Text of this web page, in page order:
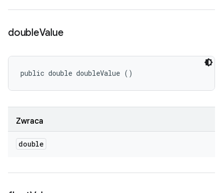
doubleValue
public double doubleValue ()
Zwraca
double